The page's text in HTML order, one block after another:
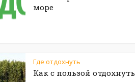
море
Где отдохнуть
Как с пользой отдохнуть